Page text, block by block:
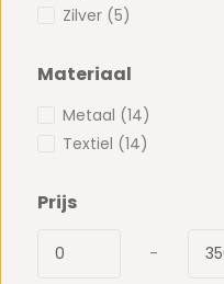
Zilver (5)
Materiaal
Metaal (14)
Textiel (14)
Prijs
-